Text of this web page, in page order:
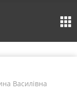
Василівна